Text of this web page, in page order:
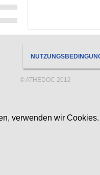
© ATHEDOC 2012
verwenden wir